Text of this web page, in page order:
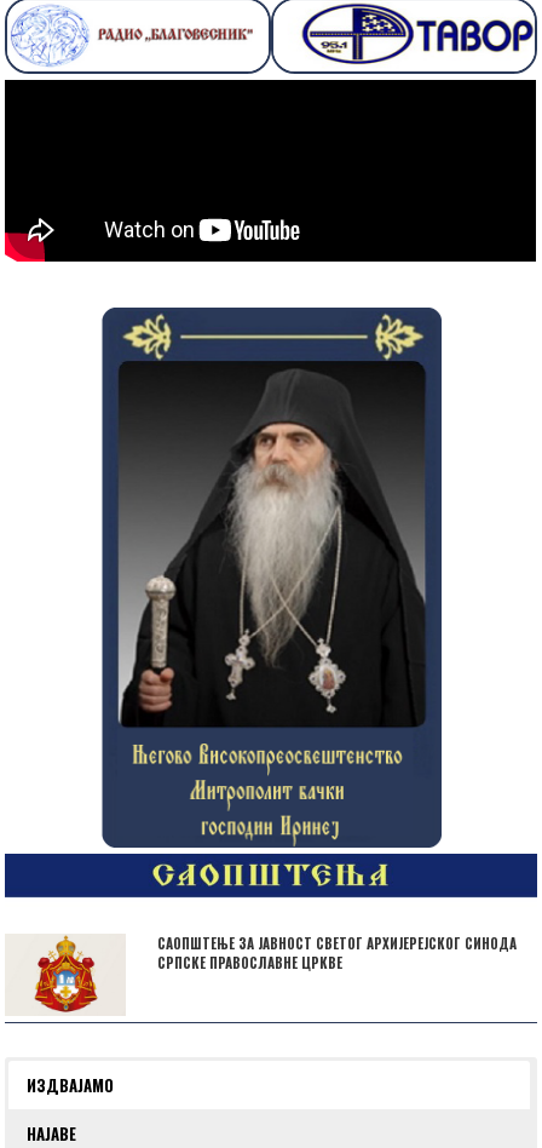
САОПШТЕЊЕ ЗА ЈАВНОСТ СВЕТОГ АРХИЈЕРЕЈСКОГ СИНОДА
СРПСКЕ ПРАВОСЛАВНЕ ЦРКВЕ
ИЗДВАЈАМО
НАЈАВЕ